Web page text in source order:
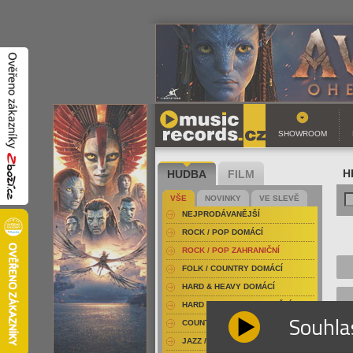
SHOWROOM
HUDBA FILM
VŠE NOVINKY
VE SLEVĚ
NEJPRODÁVANĚJŠÍ
ROCK / POP DOMÁCÍ
ROCK / POP ZAHRANIČNÍ
FOLK / COUNTRY DOMÁCÍ
HARD & HEAVY DOMÁCÍ
HARD & HEAVY ZAHRANIČNÍ
COUNTRY
JAZZ / BLUES